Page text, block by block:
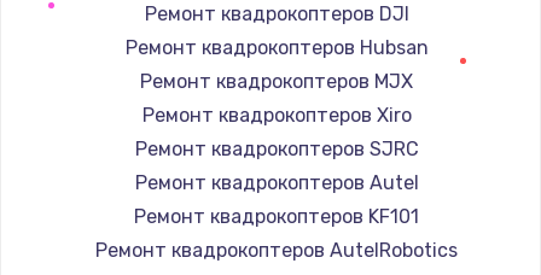
Заказать
Настройка BIOS
930 руб.
Заказать
Замена SSD
990 руб.
Ремонт квадрокоптеров DJI
Ремонт квадрокоптеров Hubsan
Ремонт квадрокоптеров MJX
Ремонт квадрокоптеров Xiro
Ремонт квадрокоптеров SJRC
Ремонт квадрокоптеров Autel
Ремонт квадрокоптеров KF101
Ремонт квадрокоптеров AutelRobotics